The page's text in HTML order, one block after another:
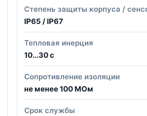
Степень защиты корпуса /
IP65 / IP67
Тепловая инерция
10...30 с
Сопротивление изоляции
не менее 100 МОм
Срок службы